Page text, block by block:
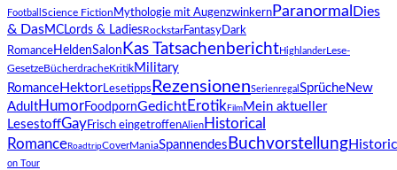
Football Science Fiction Mythologie mit Augenzwinkern Paranormal Dies
& DasMCLords & LadiesRockstarFantasyDark
RomanceHeldenSalon Kas TatsachenberichtHighlander Lese-
GesetzeBücherdracheKritikMilitary
Romance HektorLesetipps RezensionenSerienregal SprücheNew
Adult HumorFoodpornGedichtErotik Film Mein aktueller
LesestoffGayFrisch eingetroffenAlien Historical
RomanceRoadtripCoverManiaSpannendes Buchvorstellung
on Tour